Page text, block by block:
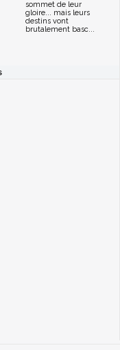
sommet de leur
gloire... mais leurs
destins vont
brutalement basc...